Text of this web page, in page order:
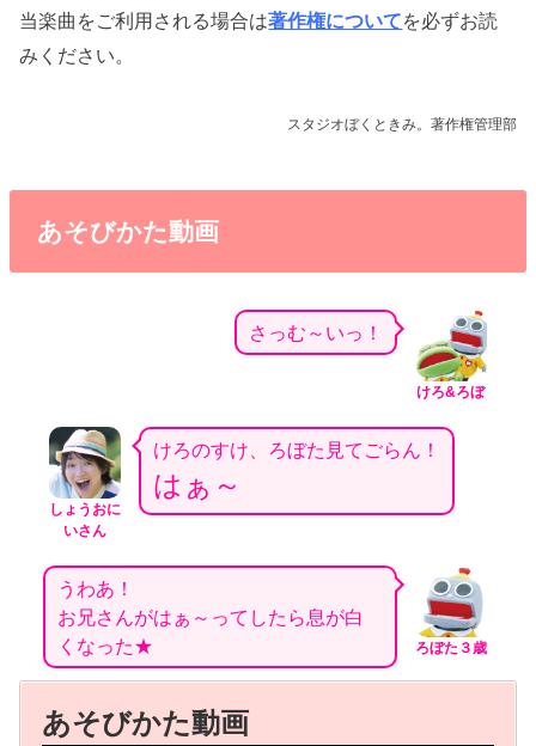
当楽曲をご利用される場合は著作権についてを必ずお読
みください。
スタジオぼくときみ。著作権管理部
あそびかた動画
けろ&ろぼ
さっむ～いっ！
しょうおに
いさん
けろのすけ、ろぼた見てごらん！
はぁ～
ろぼた３歳
うわあ！
お兄さんがはぁ～ってしたら息が白
くなった★
あそびかた動画